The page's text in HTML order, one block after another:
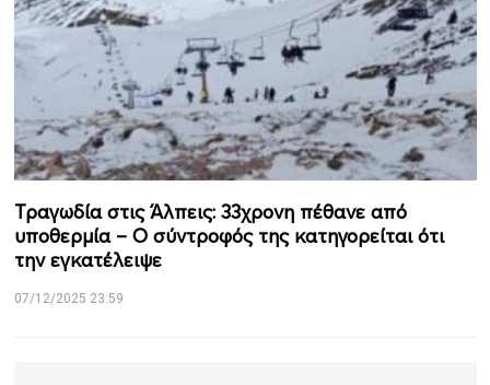
Τραγωδία στις Άλπεις: 33χρονη πέθανε από
υποθερμία – Ο σύντροφός της κατηγορείται ότι
την εγκατέλειψε
07/12/2025 23:59